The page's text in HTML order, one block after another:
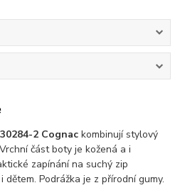
2 Cognac kombinují stylový
část boty je kožená a i
zapínání na suchý zip
Podrážka je z přírodní gumy.